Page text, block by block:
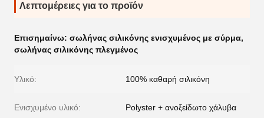
Λεπτομέρειες για το προϊόν
Επισημαίνω: σωλήνας σιλικόνης ενισχυμένος με σύρμα,
σωλήνας σιλικόνης πλεγμένος
Υλικό: 100% καθαρή σιλικόνη
Ενισχυμένο υλικό: Polyster + ανοξείδωτο χάλυβα